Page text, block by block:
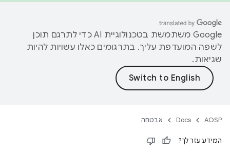
‫Google משתמשת בטכנולוגיית AI כדי לתרגם תוכן
לשפה המועדפת עליך. בתרגומים כאלו עשויות להיות
שגיאות.
AOSP
Docs אבטחה
המידע עזר לך?